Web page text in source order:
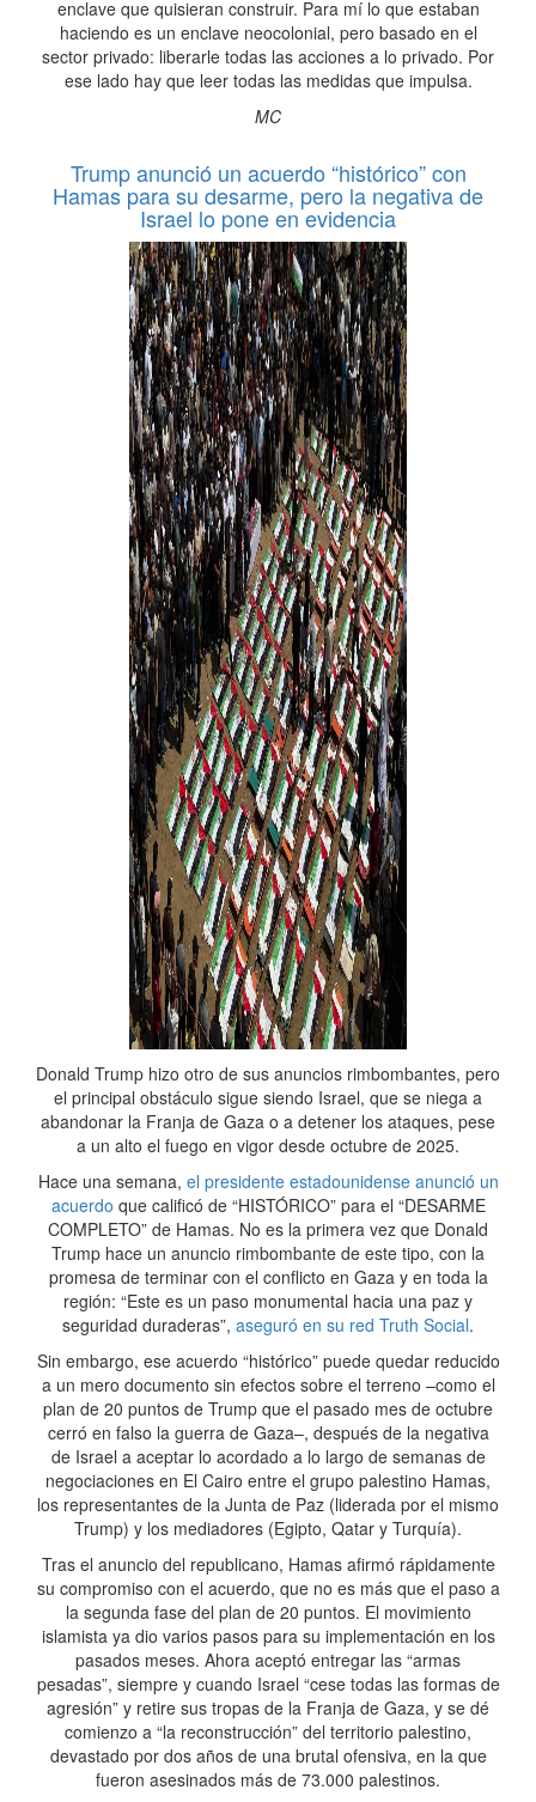
enclave que quisieran construir. Para mí lo que estaban
haciendo es un enclave neocolonial, pero basado en el
sector privado: liberarle todas las acciones a lo privado. Por
ese lado hay que leer todas las medidas que impulsa.
MC
Trump anunció un acuerdo “histórico” con
Hamas para su desarme, pero la negativa de
Israel lo pone en evidencia
Donald Trump hizo otro de sus anuncios rimbombantes, pero
el principal obstáculo sigue siendo Israel, que se niega a
abandonar la Franja de Gaza o a detener los ataques, pese
a un alto el fuego en vigor desde octubre de 2025.
Hace una semana, el presidente estadounidense anunció un
acuerdo que calificó de “HISTÓRICO” para el “DESARME
COMPLETO” de Hamas. No es la primera vez que Donald
Trump hace un anuncio rimbombante de este tipo, con la
promesa de terminar con el conflicto en Gaza y en toda la
región: “Este es un paso monumental hacia una paz y
seguridad duraderas”, aseguró en su red Truth Social.
Sin embargo, ese acuerdo “histórico” puede quedar reducido
a un mero documento sin efectos sobre el terreno –como el
plan de 20 puntos de Trump que el pasado mes de octubre
cerró en falso la guerra de Gaza–, después de la negativa
de Israel a aceptar lo acordado a lo largo de semanas de
negociaciones en El Cairo entre el grupo palestino Hamas,
los representantes de la Junta de Paz (liderada por el mismo
Trump) y los mediadores (Egipto, Qatar y Turquía).
Tras el anuncio del republicano, Hamas afirmó rápidamente
su compromiso con el acuerdo, que no es más que el paso a
la segunda fase del plan de 20 puntos. El movimiento
islamista ya dio varios pasos para su implementación en los
pasados meses. Ahora aceptó entregar las “armas
pesadas”, siempre y cuando Israel “cese todas las formas de
agresión” y retire sus tropas de la Franja de Gaza, y se dé
comienzo a “la reconstrucción” del territorio palestino,
devastado por dos años de una brutal ofensiva, en la que
fueron asesinados más de 73.000 palestinos.